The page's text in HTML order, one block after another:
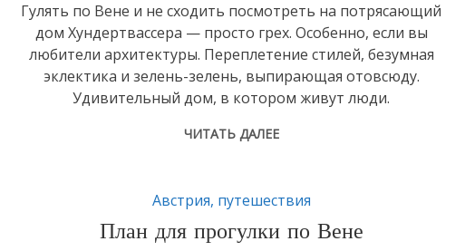
Гулять по Вене и не сходить посмотреть на потрясающий
дом Хундертвассера — просто грех. Особенно, если вы
любители архитектуры. Переплетение стилей, безумная
эклектика и зелень-зелень, выпирающая отовсюду.
Удивительный дом, в котором живут люди.
ЧИТАТЬ ДАЛЕЕ
Австрия, путешествия
План для прогулки по Вене